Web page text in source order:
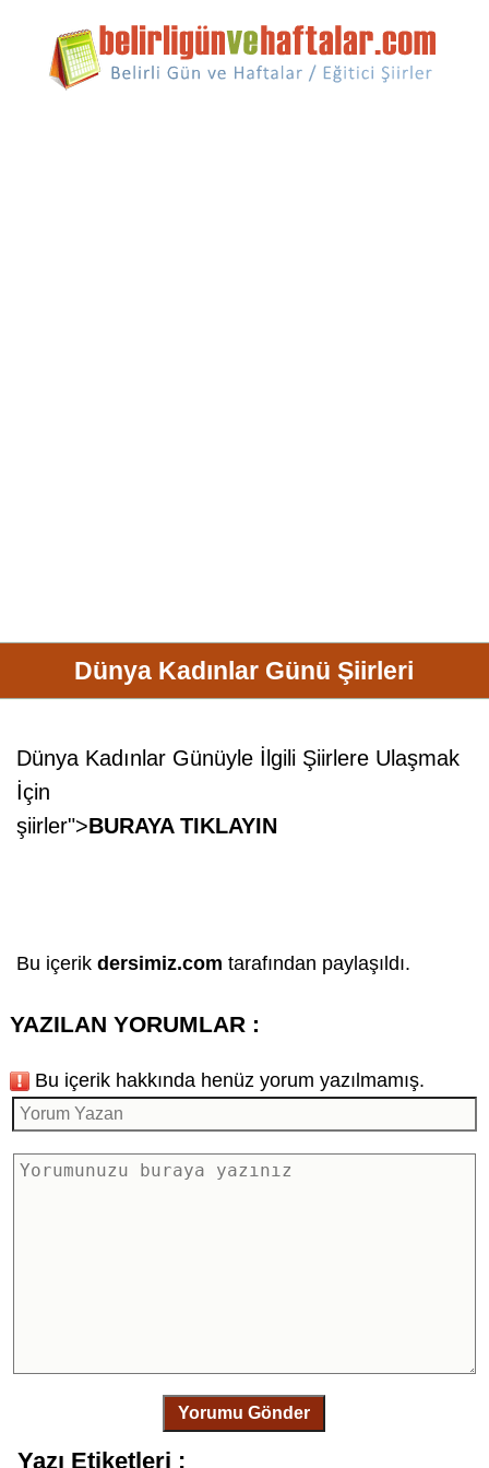
Dünya Kadınlar Günü Şiirleri
Dünya Kadınlar Günüyle İlgili Şiirlere Ulaşmak
İçin
şiirler">BURAYA TIKLAYIN
Bu içerik dersimiz.com tarafından paylaşıldı.
YAZILAN YORUMLAR :
Bu içerik hakkında henüz yorum yazılmamış.
Yorumu Gönder
Yazı Etiketleri :